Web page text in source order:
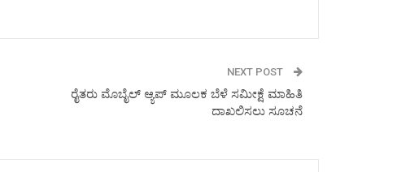
NEXT POST
ರೈತರು ಮೊಬೈಲ್ ಆ್ಯಪ್ ಮೂಲಕ ಬೆಳೆ ಸಮೀಕ್ಷೆ ಮಾಹಿತಿ
ದಾಖಲಿಸಲು ಸೂಚನೆ